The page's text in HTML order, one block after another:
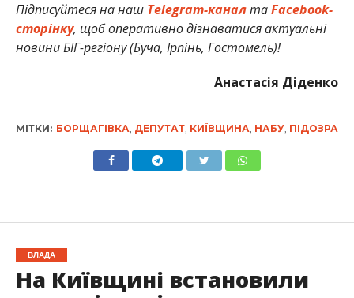
Підписуйтеся на наш Telegram-канал таFacebook-
сторінку, щоб оперативно дізнаватися актуальні
новини БІГ-регіону (Буча, Ірпінь, Гостомель)!
Анастасія Діденко
МІТКИ: БОРЩАГІВКА, ДЕПУТАТ, КИЇВЩИНА, НАБУ, ПІДОЗРА
ВЛАДА
На Київщині встановили